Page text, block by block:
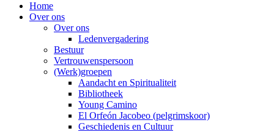
Home
Over ons
Over ons
Ledenvergadering
Bestuur
Vertrouwenspersoon
(Werk)groepen
Aandacht en Spiritualiteit
Bibliotheek
Young Camino
El Orfeón Jacobeo (pelgrimskoor)
Geschiedenis en Cultuur